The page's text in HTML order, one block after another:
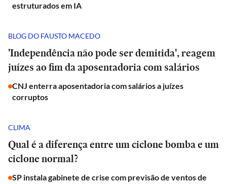
estruturados em IA
BLOG DO FAUSTO MACEDO
'Independência não pode ser demitida', reagem
juízes ao fim da aposentadoria com salários
CNJ enterra aposentadoria com salários a juízes
corruptos
CLIMA
Qual é a diferença entre um ciclone bomba e um
ciclone normal?
SP instala gabinete de crise com previsão de ventos de